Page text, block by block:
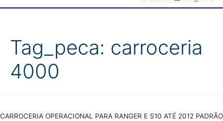
Tag_peca: carroceria
4000
CARROCERIA OPERACIONAL PARA RANGER E S10 ATÉ 2012 PADRÃO